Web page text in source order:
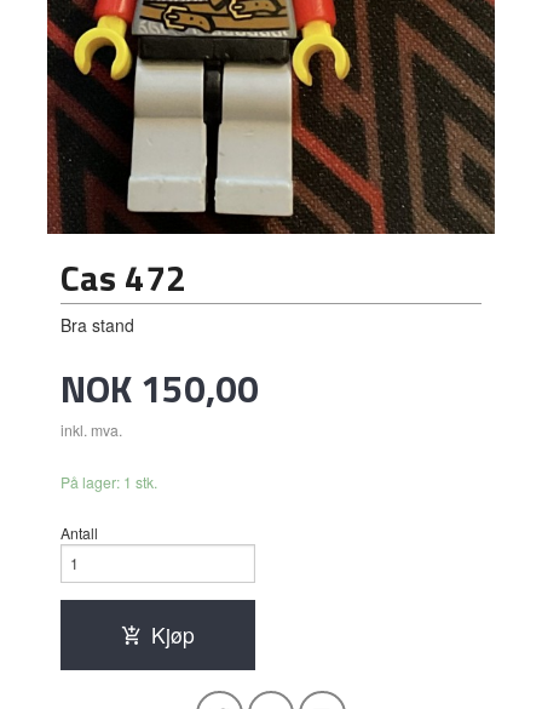
Cas 472
Bra stand
Pris
NOK150,00
inkl. mva.
På lager: 1 stk.
Antall
Kjøp